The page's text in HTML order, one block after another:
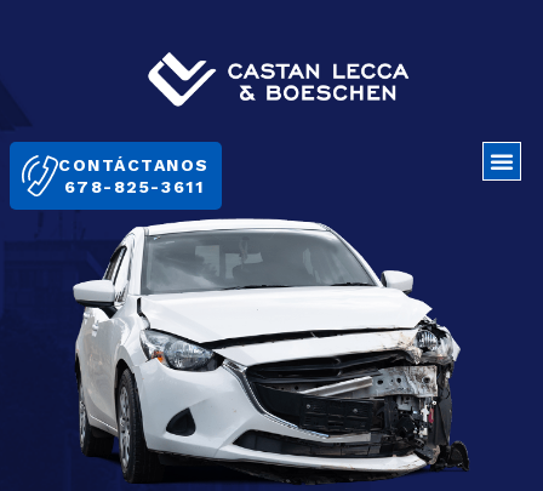
Lo Que Hacemos
Blogs
Sedes
EN
CONTÁCTANOS
678-825-3611